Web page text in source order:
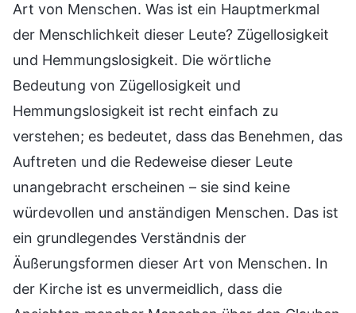
Art von Menschen. Was ist ein Hauptmerkmal
der Menschlichkeit dieser Leute? Zügellosigkeit
und Hemmungslosigkeit. Die wörtliche
Bedeutung von Zügellosigkeit und
Hemmungslosigkeit ist recht einfach zu
verstehen; es bedeutet, dass das Benehmen, das
Auftreten und die Redeweise dieser Leute
unangebracht erscheinen – sie sind keine
würdevollen und anständigen Menschen. Das ist
ein grundlegendes Verständnis der
Äußerungsformen dieser Art von Menschen. In
der Kirche ist es unvermeidlich, dass die